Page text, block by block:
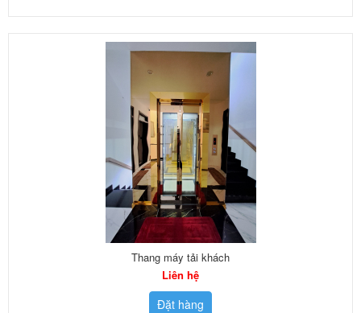
Thang máy tải khách
Liên hệ
Đặt hàng